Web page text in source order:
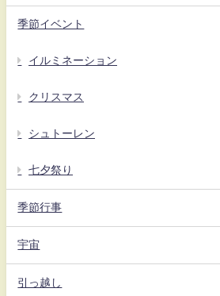
季節イベント
イルミネーション
クリスマス
シュトーレン
七夕祭り
季節行事
宇宙
引っ越し